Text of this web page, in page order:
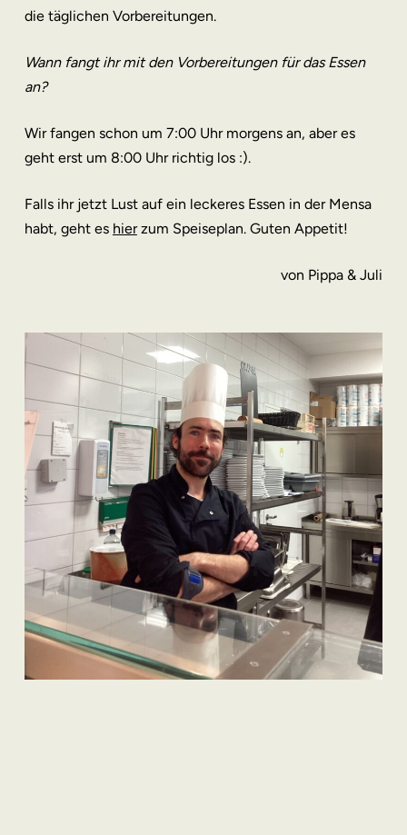
die täglichen Vorbereitungen.
Wann fangt ihr mit den Vorbereitungen für das Essen
an?
Wir fangen schon um 7:00 Uhr morgens an, aber es
geht erst um 8:00 Uhr richtig los :).
Falls ihr jetzt Lust auf ein leckeres Essen in der Mensa
habt, geht es hierzum Speiseplan. Guten Appetit!
von Pippa & Juli